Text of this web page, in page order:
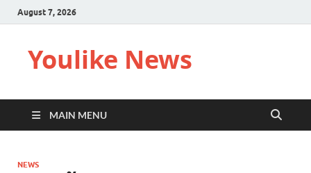
August 7, 2026
Youlike News
MAIN MENU
NEWS